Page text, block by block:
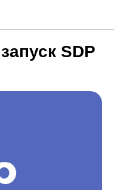
SDP